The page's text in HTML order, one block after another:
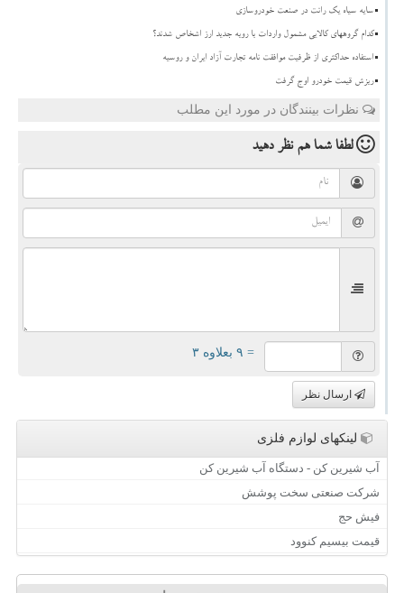
سایه سیاه یک رانت در صنعت خودروسازی
کدام گروههای کالایی مشمول واردات با رویه جدید ارز اشخاص شدند؟
استفاده حداکثری از ظرفیت موافقت نامه تجارت آزاد ایران و روسیه
ریزش قیمت خودرو اوج گرفت
نظرات بینندگان در مورد این مطلب
لطفا شما همنظر دهید
= ۹ بعلاوه ۳
ارسال نظر
لینکهای لوازم فلزی
آب شیرین کن - دستگاه آب شیرین کن
شرکت صنعتی سخت پوشش
فیش حج
قیمت بیسیم کنوود